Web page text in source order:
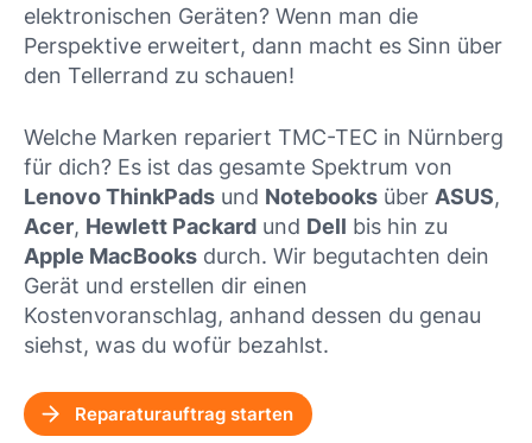
elektronischen Geräten? Wenn man die
Perspektive erweitert, dann macht es Sinn über
den Tellerrand zu schauen!
Welche Marken repariert TMC-TEC in Nürnberg
für dich? Es ist das gesamte Spektrum von
Lenovo ThinkPads und Notebooks über ASUS,
Acer, Hewlett Packard und Dell bis hin zu
Apple MacBooks durch. Wir begutachten dein
Gerät und erstellen dir einen
Kostenvoranschlag, anhand dessen du genau
siehst, was du wofür bezahlst.
Reparaturauftrag starten